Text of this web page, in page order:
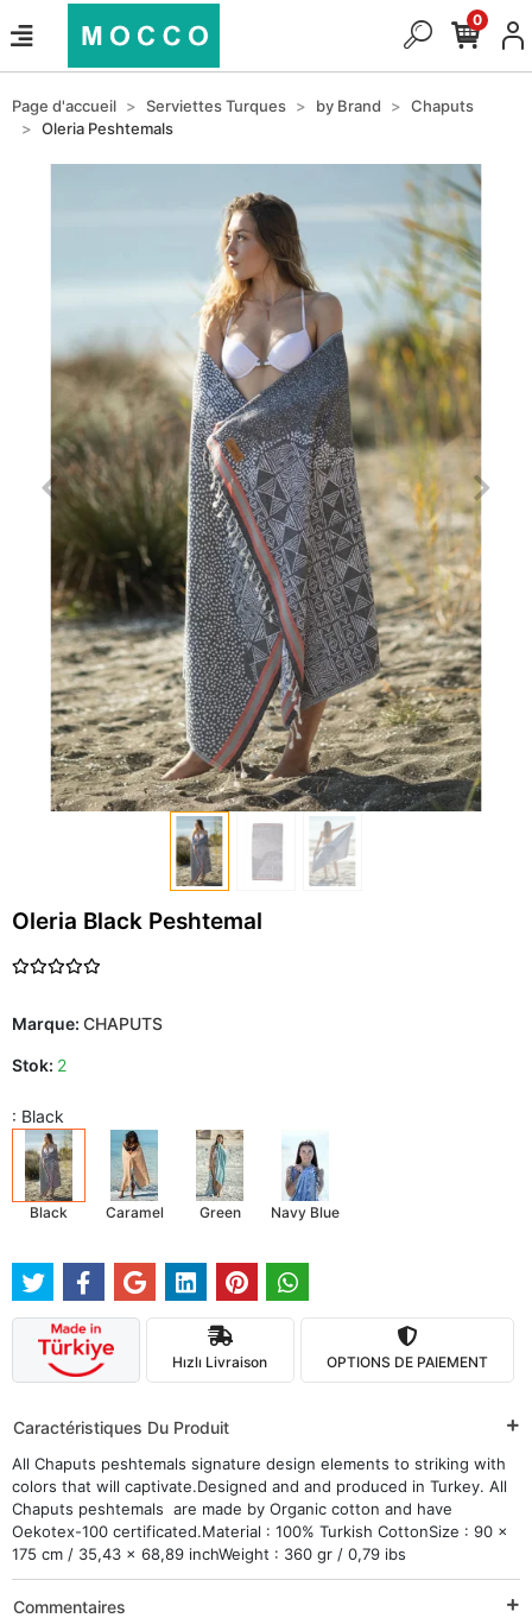
0
Page d'accueil Serviettes Turques by Brand
Chaputs
Oleria Peshtemals
Oleria Black Peshtemal
Marque: CHAPUTS
Stok: 2
: Black
Black Caramel Green Navy Blue
Hızlı Livraison OPTIONS DE PAIEMENT
Caractéristiques Du Produit
All Chaputs peshtemals signature design elements to striking with
colors that will captivate.Designed and and produced in Turkey. All
Chaputs peshtemals are made by Organic cotton and have
Oekotex-100 certificated.Material : 100% Turkish CottonSize : 90 x
175 cm / 35,43 x 68,89 inchWeight : 360 gr / 0,79 ibs
Commentaires